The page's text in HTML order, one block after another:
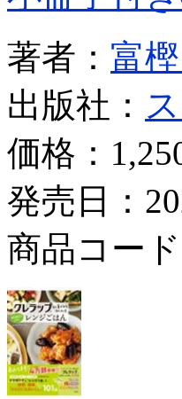
著者： 富
出版社：
価格：
発売日：
商品コー